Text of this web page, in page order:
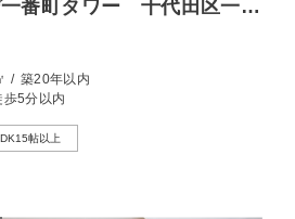
番町タワー 千代田区一番
/ 築20年以内
歩5分以内
帖以上